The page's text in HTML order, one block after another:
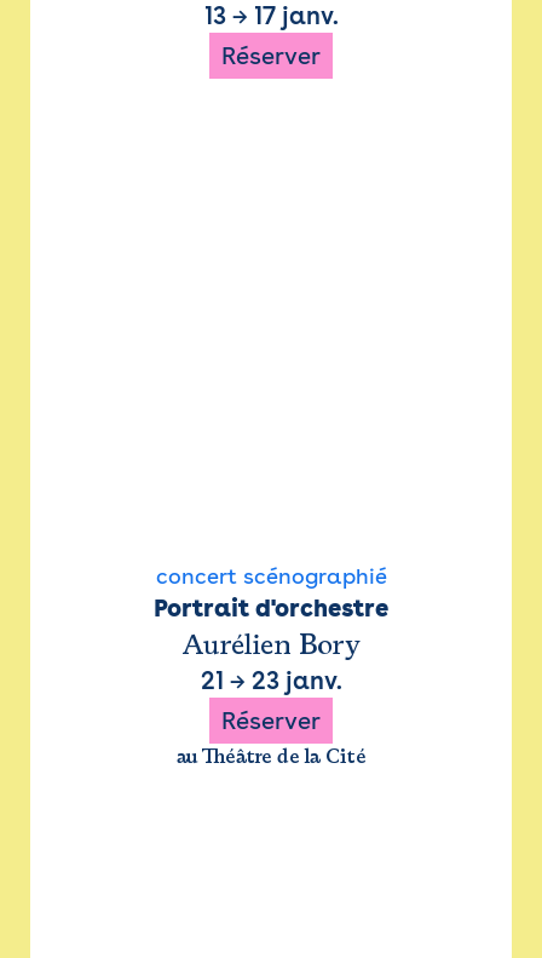
13→ 17 janv.
Réserver
concert scénographié
Portrait d'orchestre
Aurélien Bory
21 → 23 janv.
Réserver
au Théâtre de la Cité